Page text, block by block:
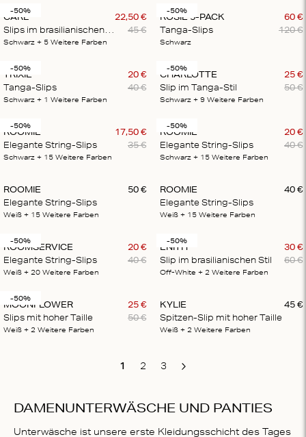
-50%
CARL
Slips im brasilianischen Stil
22,50€
45€
Schwarz + 5 Weitere Farben
-50%
ROSIE 5-PACK
Tanga-Slips
60€
120€
Schwarz
-50%
TRIXIE
Tanga-Slips
20€
40€
Schwarz + 1 Weitere Farben
-50%
CHARLOTTE
Slip im Tanga-Stil
25€
50€
Schwarz + 9 Weitere Farben
-50%
ROOMIE
Elegante String-Slips
17,50€
35€
Schwarz + 15 Weitere Farben
-50%
ROOMIE
Elegante String-Slips
20€
40€
Schwarz + 15 Weitere Farben
ROOMIE
Elegante String-Slips
50€
Weiß + 15 Weitere Farben
ROOMIE
Elegante String-Slips
40€
Weiß + 15 Weitere Farben
-50%
ROOMSERVICE
Elegante String-Slips
20€
40€
Weiß + 20 Weitere Farben
-50%
ENITH
Slip im brasilianischen Stil
30€
60€
Off-White + 2 Weitere Farben
-50%
MOONFLOWER
Slips mit hoher Taille
25€
50€
Weiß + 2 Weitere Farben
KYLIE
Spitzen-Slip mit hoher Taille
45€
Weiß + 2 Weitere Farben
1 2 3 Next
DAMENUNTERWÄSCHE UND PANTIES
Unterwäsche ist unsere erste Kleidungsschicht des Tages